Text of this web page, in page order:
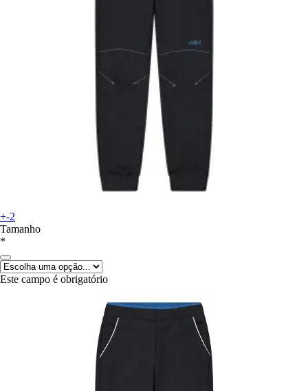
+-2
Tamanho
*
Este campo é obrigatório